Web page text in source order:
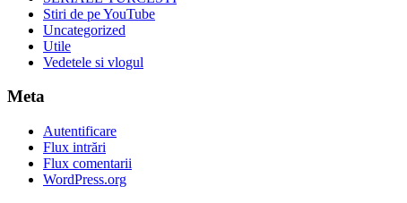
Stiri de pe YouTube
Uncategorized
Utile
Vedetele si vlogul
Meta
Autentificare
Flux intrări
Flux comentarii
WordPress.org